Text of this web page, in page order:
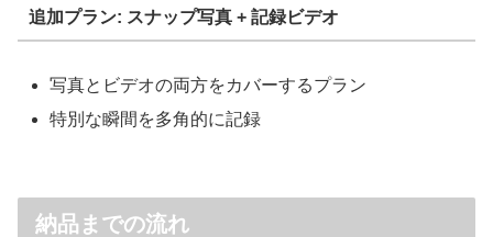
追加プラン: スナップ写真 + 記録ビデオ
写真とビデオの両方をカバーするプラン
特別な瞬間を多角的に記録
納品までの流れ